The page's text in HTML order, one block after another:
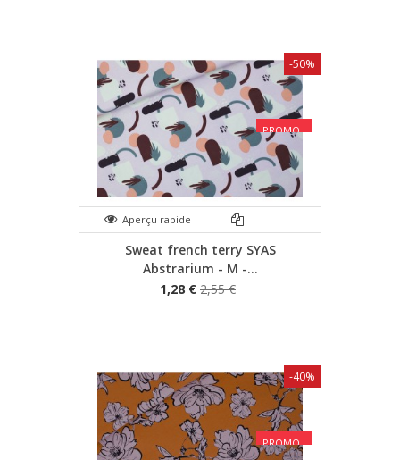
PROMO !
Aperçu rapide
Sweat french terry SYAS
Abstrarium - M -...
1,28 € 2,55 €
-50%
PROMO !
-40%